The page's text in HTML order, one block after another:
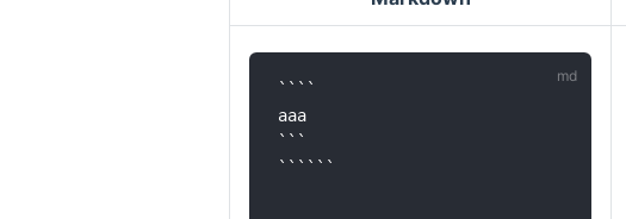
````
aaa
```
``````